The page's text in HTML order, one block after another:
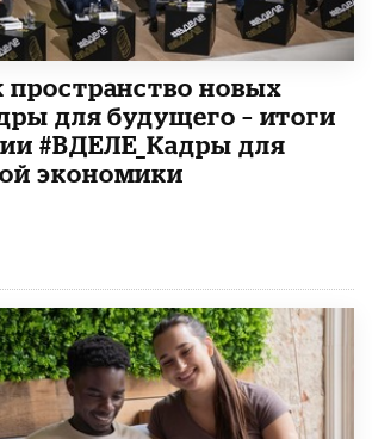
пространство новых
для будущего – итоги
#ВДЕЛЕ_Кадры для
экономики